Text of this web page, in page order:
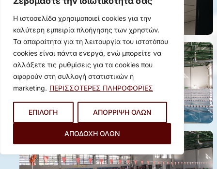
Η ιστοσελίδα χρησιμοποιεί cookies για την
καλύτερη εμπειρία πλοήγησης των χρηστών.
Τα απαραίτητα για τη λειτουργία του ιστοτόπου
cookies είναι πάντα ενεργά, ενώ μπορείτε να
αλλάξετε τις ρυθμίσεις για τα cookies που
αφορούν στη συλλογή στατιστικών ή
marketing. ΠΕΡΙΣΣΟΤΕΡΕΣ ΠΛΗΡΟΦΟΡΙΕΣ
ΕΠΙΛΟΓΗ ΑΠΟΡΡΙΨΗ ΟΛΩΝ
ΑΠΟΔΟΧΗ ΟΛΩΝ